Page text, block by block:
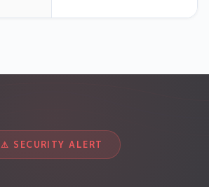
⚠ SECURITY ALERT